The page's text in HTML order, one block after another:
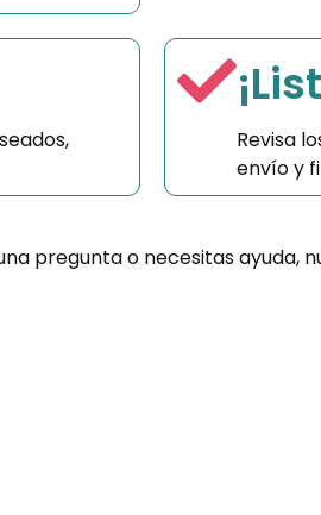
Revisa
envío y
pregunta o necesitas